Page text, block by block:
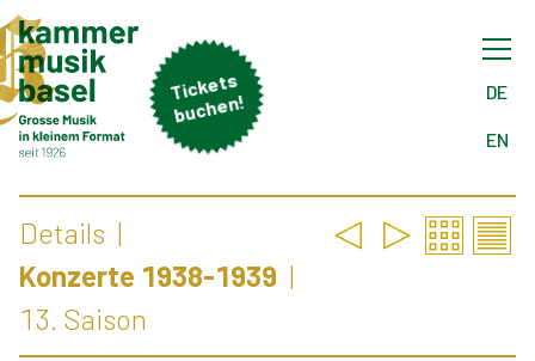
Tick
ets
buch
en! DE
EN
Details
Konzerte 1938-1939
13. Saison